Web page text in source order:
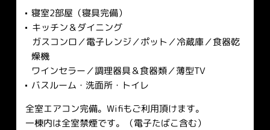
寝室2部屋（寝具完備）
キッチン＆ダイニング
ガスコンロ／電子レンジ／ポット／冷蔵庫／食器乾
燥機
ワインセラー／調理器具＆食器類／薄型TV
バスルーム・洗面所・トイレ
全室エアコン完備。Wifiもご利用頂けます。
一棟内は全室禁煙です。（電子たばこ含む）